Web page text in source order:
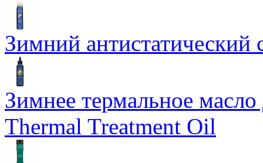
Зимний
Зимнее термальное
Thermal Treatment Oil